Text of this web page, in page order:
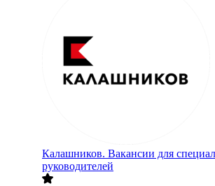
Калашников. Вакансии для
руководителей